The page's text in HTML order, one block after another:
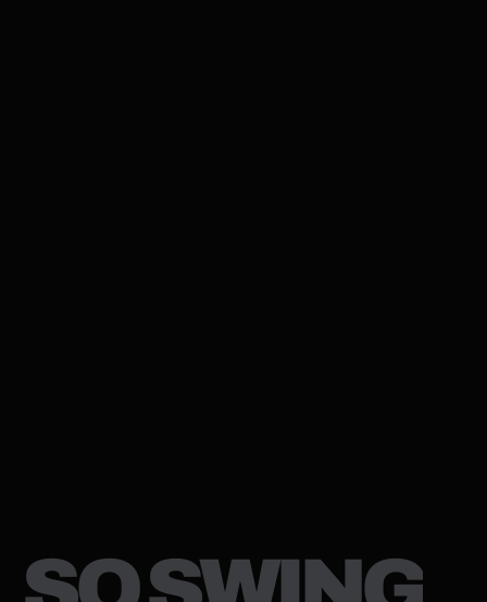
SOSWING91@GMAIL.COM